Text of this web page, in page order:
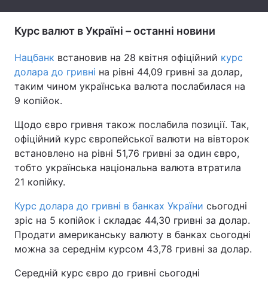
Курс валют в Україні – останні новини
Нацбанк встановив на 28 квітня офіційний курс
долара до гривні на рівні 44,09 гривні за долар,
таким чином українська валюта послабилася на
9 копійок.
Щодо євро гривня також послабила позиції. Так,
офіційний курс європейської валюти на вівторок
встановлено на рівні 51,76 гривні за один євро,
тобто українська національна валюта втратила
21 копійку.
Курс долара до гривні в банках України сьогодні
зріс на 5 копійок і складає 44,30 гривні за долар.
Продати американську валюту в банках сьогодні
можна за середнім курсом 43,78 гривні за долар.
Середній курс євро до гривні сьогодні